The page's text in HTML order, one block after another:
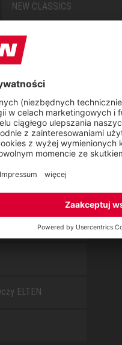
NEW CLASSICS
NOVA
SAFEGUARD
ELTEN